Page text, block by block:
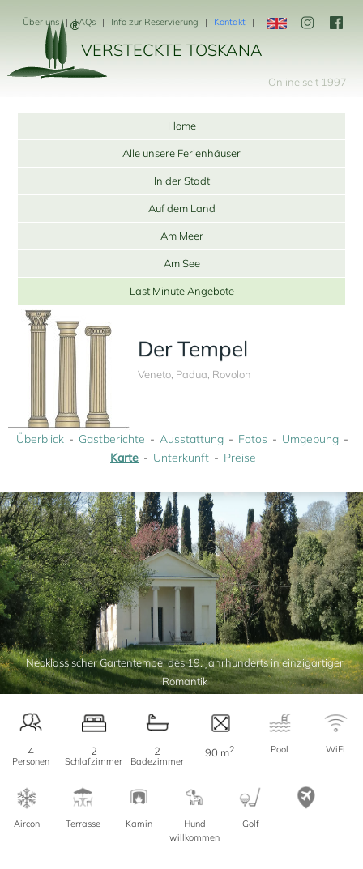
VERSTECKTE TOSKANA
Über uns FAQs Info zur Reservierung Kontakt
Online seit 1997
Home
Alle unsere Ferienhäuser
In der Stadt
Auf dem Land
Am Meer
Am See
Last Minute Angebote
Der Tempel
Veneto, Padua, Rovolon
Überblick Gastberichte Ausstattung Fotos
Umgebung
Karte
Unterkunft Preise
Neoklassischer Gartentempel des 19. Jahrhunderts in einzigartiger
Romantik
4
Personen
2
Schlafzimmer
2
Badezimmer
90 m2 Pool WiFi
Aircon Terrasse Kamin
Hund
willkommen
Golf